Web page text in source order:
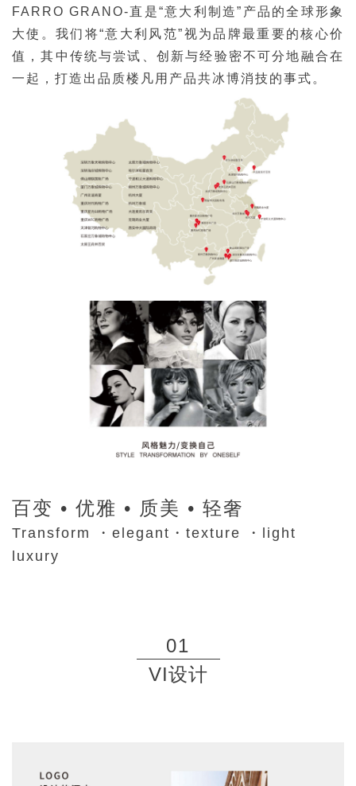
FARRO GRANO-直 是“意大利制造”产品的全球形象
大使。我们将“意大利风范”视为品牌最重要的核心价
值，其中传统与尝试、创新与经验密不可分地融合在
一起， 打造出品质楼凡用产品共冰博消技的事式。
百变 • 优雅 • 质美 • 轻奢
Transform ・elegant・texture ・light
luxury
01
VI设计